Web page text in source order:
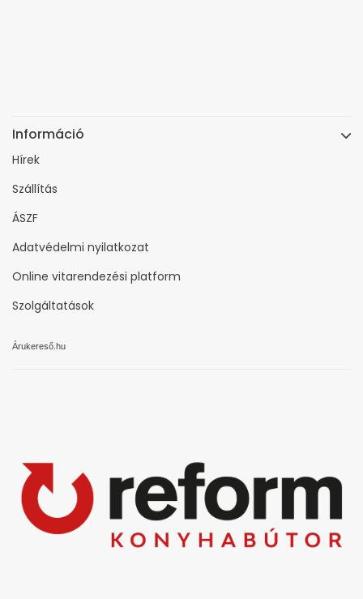
Információ
Hírek
Szállítás
ÁSZF
Adatvédelmi nyilatkozat
Online vitarendezési platform
Szolgáltatások
Árukereső.hu